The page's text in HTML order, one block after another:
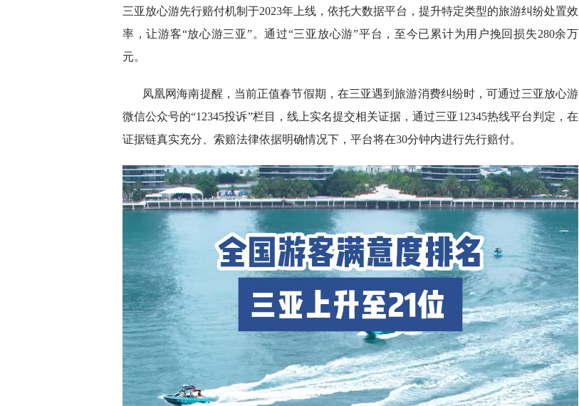
三亚放心游先行赔付机制于2023年上线，依托大数据平台，提升特定类型的旅游纠纷处置效
率，让游客“放心游三亚”。通过“三亚放心游”平台，至今已累计为用户挽回损失280余万
元。
凤凰网海南提醒，当前正值春节假期，在三亚遇到旅游消费纠纷时，可通过三亚放心游
微信公众号的“12345投诉”栏目，线上实名提交相关证据，通过三亚12345热线平台判定，在
证据链真实充分、索赔法律依据明确情况下，平台将在30分钟内进行先行赔付。